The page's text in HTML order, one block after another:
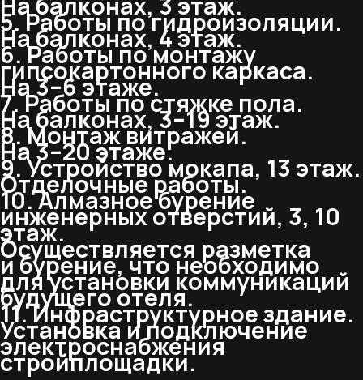
5. Работы по гидроизоляции.
На балконах, 4 этаж.
6. Работы по монтажу
гипсокартонного каркаса.
На 3–6 этаже.
7. Работы по стяжке пола.
На балконах, 3–19 этаж.
8. Монтаж витражей.
На 3–20 этаже.
9. Устройство мокапа, 13 этаж.
Отделочные работы.
10. Алмазное бурение
инженерных отверстий, 3, 10
этаж.
Осуществляется разметка
и бурение, что необходимо
для установки коммуникаций
будущего отеля.
11. Инфраструктурное здание.
Установка и подключение
электроснабжения
стройплощадки.